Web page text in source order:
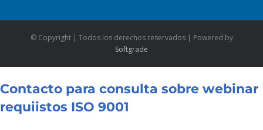
© Copyright | Todos los derechos reservados | Powered by
Softgrade
Contacto para consulta sobre webinar
requiistos ISO 9001